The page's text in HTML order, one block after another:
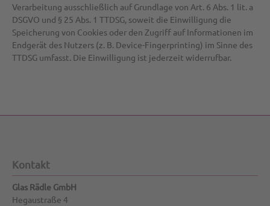
Verarbeitung ausschließlich auf Grundlage von Art. 6 Abs. 1 lit. a
DSGVO und § 25 Abs. 1 TTDSG, soweit die Einwilligung die
Speicherung von Cookies oder den Zugriff auf Informationen im
Endgerät des Nutzers (z. B. Device-Fingerprinting) im Sinne des
TTDSG umfasst. Die Einwilligung ist jederzeit widerrufbar.
Kontakt
Glas Rädle GmbH
Hegaustraße 4